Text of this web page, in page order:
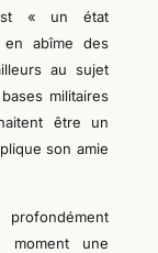
« un état
en abîme des
au sujet
militaires
être un
son amie
moment une